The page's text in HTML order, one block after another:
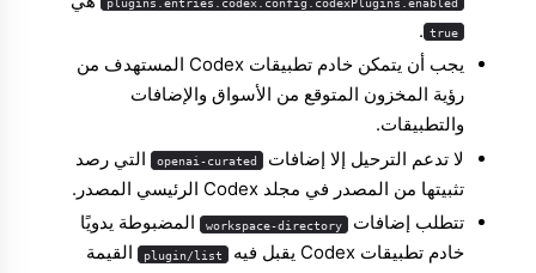
true
.
يجب أن يتمكن خادم تطبيقات Codex المستهدف من
رؤية المخزون المتوقع من الأسواق والإضافات
والتطبيقات.
لا تدعم الترحيل إلا إضافات
openai-curated التي رصد
تثبيتها من المصدر في مجلد Codex الرئيسي المصدر.
تتطلب إضافات
workspace-directory المضبوطة يدويًا
خادم تطبيقات Codex يقبل فيه
plugin/list القيمة